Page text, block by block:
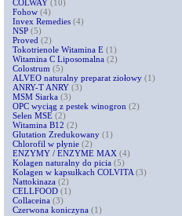
COLWAY (10)
Fohow (4)
Invex Remedies (4)
NSP (5)
Proved (2)
Tokotrienole Witamina E (1)
Witamina C Liposomalna (2)
Colostrum (5)
ALVEO naturalny preparat ziołowy (1)
ANRY-T ANRY (3)
MSM Siarka (3)
OPC wyciąg z pestek winogron (2)
Selen MSE (2)
Witamina B12 (2)
Glutation Zredukowany (1)
Chlorofil w płynie (2)
ENZYMY / ENZYME MAX (4)
Kolagen naturalny do picia (5)
Kolagen w kapsułkach COLVITA (3)
Nattokinaza (2)
CELLFOOD (1)
Collaceina (3)
Czerwona koniczyna (1)